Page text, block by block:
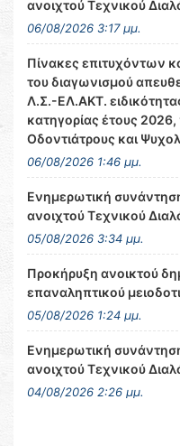
ανοιχτού Τεχνικού
06/08/2026 3:17 μμ.
Πίνακες επιτυχόντων
του διαγωνισμού
Λ.Σ.-ΕΛ.ΑΚΤ.
κατηγορίας έτους
Οδοντιάτρους και
06/08/2026 1:46 μμ.
Ενημερωτική
ανοιχτού Τεχνικού
05/08/2026 3:34 μμ.
Προκήρυξη ανοικτού
επαναληπτικού
05/08/2026 1:24 μμ.
Ενημερωτική
ανοιχτού Τεχνικού
04/08/2026 2:26 μμ.